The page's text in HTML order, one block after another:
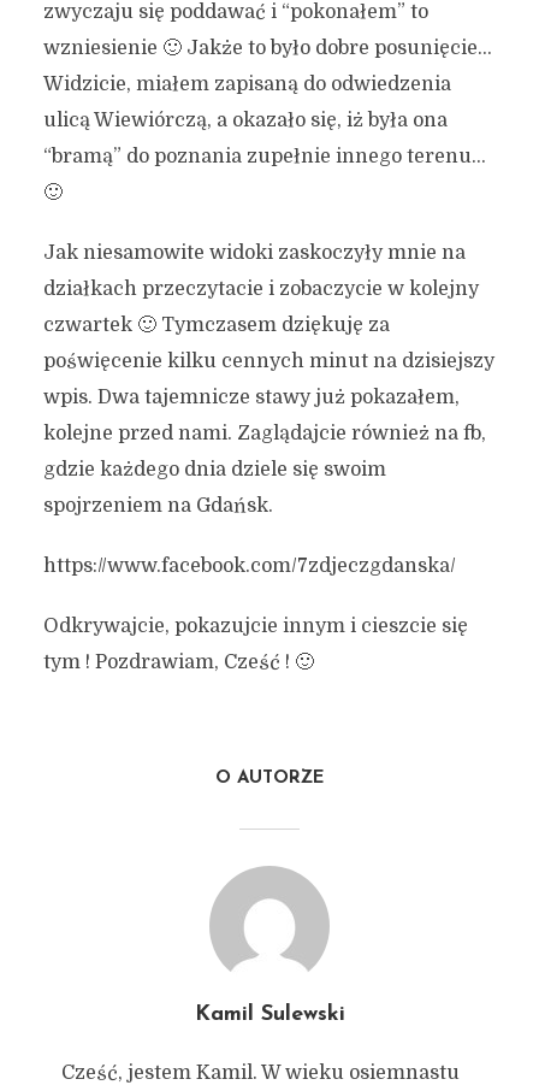
zwyczaju się poddawać i “pokonałem” to
wzniesienie 🙂 Jakże to było dobre posunięcie…
Widzicie, miałem zapisaną do odwiedzenia
ulicą Wiewiórczą, a okazało się, iż była ona
“bramą” do poznania zupełnie innego terenu…
🙂
Jak niesamowite widoki zaskoczyły mnie na
działkach przeczytacie i zobaczycie w kolejny
czwartek 🙂 Tymczasem dziękuję za
poświęcenie kilku cennych minut na dzisiejszy
wpis. Dwa tajemnicze stawy już pokazałem,
kolejne przed nami. Zaglądajcie również na fb,
gdzie każdego dnia dziele się swoim
spojrzeniem na Gdańsk.
https://www.facebook.com/7zdjeczgdanska/
Odkrywajcie, pokazujcie innym i cieszcie się
tym ! Pozdrawiam, Cześć ! 🙂
O AUTORZE
Kamil Sulewski
Cześć, jestem Kamil. W wieku osiemnastu